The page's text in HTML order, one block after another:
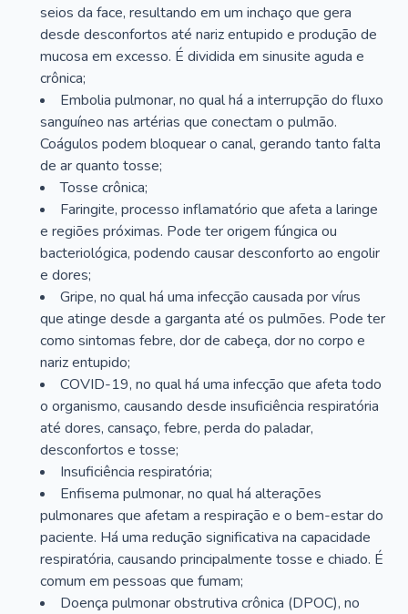
seios da face, resultando em um inchaço que gera
desde desconfortos até nariz entupido e produção de
mucosa em excesso. É dividida em sinusite aguda e
crônica;
Embolia pulmonar, no qual há a interrupção do fluxo
sanguíneo nas artérias que conectam o pulmão.
Coágulos podem bloquear o canal, gerando tanto falta
de ar quanto tosse;
Tosse crônica;
Faringite, processo inflamatório que afeta a laringe
e regiões próximas. Pode ter origem fúngica ou
bacteriológica, podendo causar desconforto ao engolir
e dores;
Gripe, no qual há uma infecção causada por vírus
que atinge desde a garganta até os pulmões. Pode ter
como sintomas febre, dor de cabeça, dor no corpo e
nariz entupido;
COVID-19, no qual há uma infecção que afeta todo
o organismo, causando desde insuficiência respiratória
até dores, cansaço, febre, perda do paladar,
desconfortos e tosse;
Insuficiência respiratória;
Enfisema pulmonar, no qual há alterações
pulmonares que afetam a respiração e o bem-estar do
paciente. Há uma redução significativa na capacidade
respiratória, causando principalmente tosse e chiado. É
comum em pessoas que fumam;
Doença pulmonar obstrutiva crônica (DPOC), no